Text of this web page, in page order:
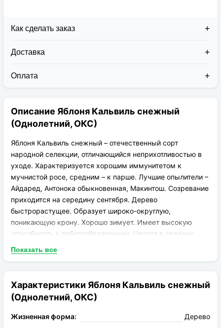
Как сделать заказ
Доставка
курьерскими службами:
транспортировки вплоть до 14 дней (с учётом
хранения на складе).
Оплата
На карту приват банка перед отправкой;
По выставленному счёту (реквизитам
юридического лица);
Описание Яблоня Кальвиль снежный
(Однолетний, ОКС)
Яблоня Кальвиль снежный – отечественный сорт
народной селекции, отличающийся неприхотливостью в
уходе. Характеризуется хорошим иммунитетом к
мучнистой росе, средним – к парше. Лучшие опылители –
Айдаред, Антонока обыкновенная, Макинтош. Созревание
приходится на середину сентября. Дерево
быстрорастущее. Образует широко-округлую,
поникающую крону. Хорошо зимует. Имеет высокую
способность к побегообразованию. Цветет в средние
160г. Кожица тонкая, эластичная, светло-зеленого или
Лежкость хорошая – до середины зимы.
Показать все
Характеристики Яблоня Кальвиль снежный
(Однолетний, ОКС)
Жизненная форма:
Дерево